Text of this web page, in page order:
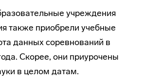
учреждения
также приобрели учебные
данных соревнований в
Скорее, они приурочены
в целом датам.